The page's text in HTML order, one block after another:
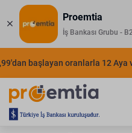
Proemtia
İş Bankası Grubu -
başlayan oranlarla 12 Aya